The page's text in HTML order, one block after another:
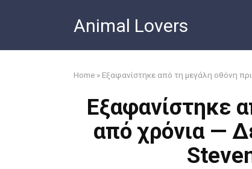
Animal Lovers
Home » Εξαφανίστηκε από τη μεγάλη οθόνη
Εξαφανίστηκε
από χρόνια —